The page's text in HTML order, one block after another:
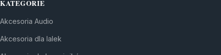
KATEGORIE
Akcesoria Audio
Akcesoria dla lalek